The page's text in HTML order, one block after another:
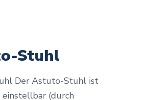
Stuhl
Der Astuto-Stuhl ist
(durch